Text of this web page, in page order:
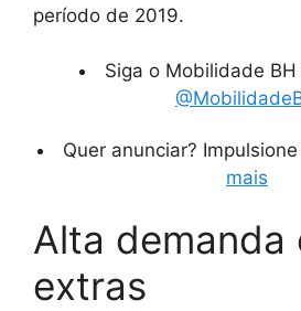
período de 2019.
Siga o Mobilidade
Quer anunciar?
mais
Alta demanda
extras